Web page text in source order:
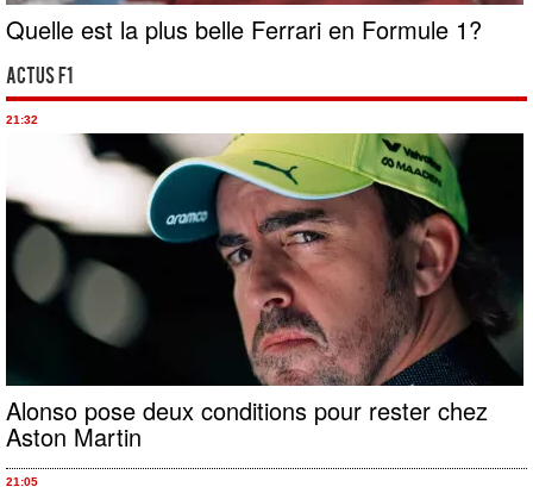
Quelle est la plus belle Ferrari en Formule 1?
Actus F1
21:32
Alonso pose deux conditions pour rester chez
Aston Martin
21:05